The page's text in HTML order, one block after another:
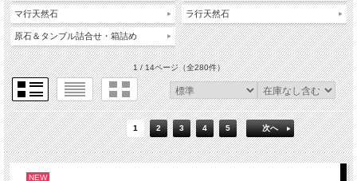
マ行天然石
原石＆タンブル詰合せ・箱詰め
ラ行天然石
1 / 14ページ（全280件）
1 2 3 4 5 次へ
NEW